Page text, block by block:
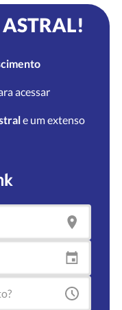
acessar
e um extenso